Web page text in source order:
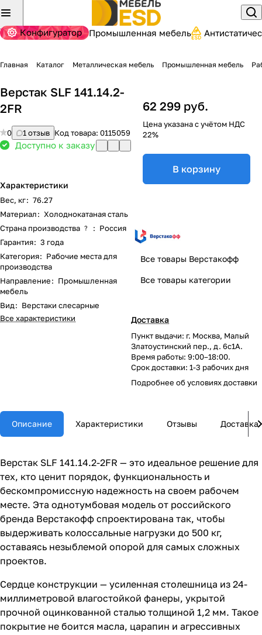
Конфигуратор Промышленная мебель
Главная Каталог Металлическая мебель Промышленная мебель
Верстак SLF 141.14.2-
2FR
0 1 отзыв Код товара: 0115059
Доступно к заказу
Характеристики
Вес, кг: 76.27
Материал: Холоднокатаная сталь
Страна производства ? : Россия
Гарантия: 3 года
Категория: Рабочие места для
производства
Направление: Промышленная
мебель
Вид: Верстаки слесарные
Все характеристики
62 299 руб.
Цена указана с учётом НДС
22%
В корзину
Все товары Верстакофф
Все товары категории
Доставка
Пункт выдачи: г. Москва, Малый
Златоустинский пер., д. 6с1А.
Время работы: 9:00–18:00.
Срок доставки: 1-3 рабочих дня
Подробнее обусловиях доставки
Описание Характеристики Отзывы Доставка
Верстак SLF 141.14.2-2FR — это идеальное решение для
тех, кто ценит порядок, функциональность и
бескомпромиссную надежность на своем рабочем
месте. Эта однотумбовая модель от российского
бренда Верстакофф спроектирована так, чтобы
выдерживать колоссальные нагрузки до 500 кг,
оставаясь незыблемой опорой для самых сложных
проектов.
Сердце конструкции — усиленная столешница из 24-
миллиметровой влагостойкой фанеры, укрытой
прочной оцинкованной сталью толщиной 1,2 мм. Такое
покрытие не боится масла, царапин и агрессивных